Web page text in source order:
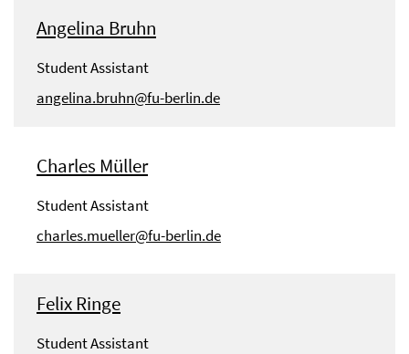
Angelina Bruhn
Student Assistant
angelina.bruhn@fu-berlin.de
Charles Müller
Student Assistant
charles.mueller@fu-berlin.de
Felix Ringe
Student Assistant